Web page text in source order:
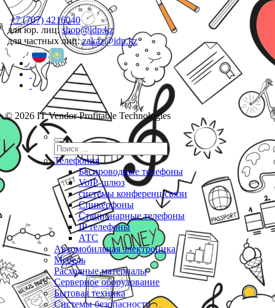
+7 (707) 4216040
для юр. лиц:shop@idp.kz
для частных лиц:zakaz@idp.kz
© 2026 IT Vendor Profitable Technologies
Телефония
Беспроводные телефоны
VoIP-шлюз
системы конференц связи
Спикерфоны
Стационарные телефоны
IP телефоны
АТС
Автомобильная электроника
Мебель
Расходные материалы
Серверное оборудование
Бытовая техника
Системы безопасности